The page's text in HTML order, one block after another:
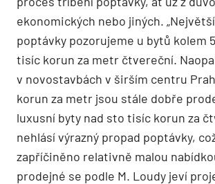
ekonomických nebo jiných.
poptávky pozorujeme u bytů kolem
tisíc korun za metr čtvereční.
v novostavbách v širším centru
korun za metr jsou stále dobře
luxusní byty nad sto tisíc korun za
nehlásí výrazný propad poptávky,
zapříčiněno relativně malou
prodejné se podle M. Loudy jeví